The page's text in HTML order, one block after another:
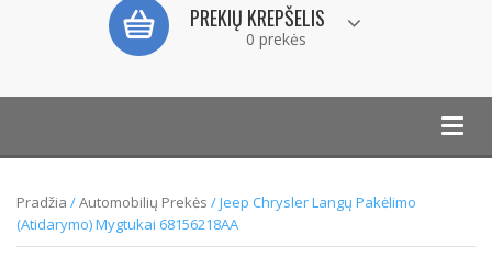
PREKIŲ KREPŠELIS
0 prekės
Pradžia /Automobilių Prekės / Jeep Chrysler Langų Pakėlimo
(Atidarymo) Mygtukai 68156218AA